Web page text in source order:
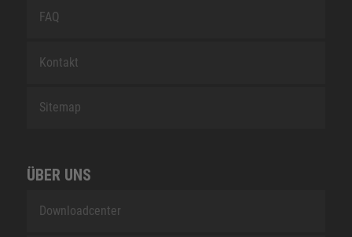
FAQ
Kontakt
Sitemap
ÜBER UNS
Downloadcenter